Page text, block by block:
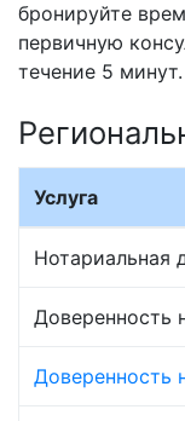
бронируйте
первичную
течение 5 минут.
Услуга
Нотариальная
Доверенность
Доверенность